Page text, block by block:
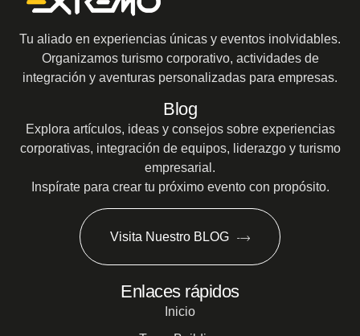
Tu aliado en experiencias únicas y eventos inolvidables.
Organizamos turismo corporativo, actividades de
integración y aventuras personalizadas para empresas.
Blog
Explora artículos, ideas y consejos sobre experiencias
corporativas, integración de equipos, liderazgo y turismo
empresarial.
Inspírate para crear tu próximo evento con propósito.
Visita Nuestro BLOG
Enlaces rápidos
Inicio